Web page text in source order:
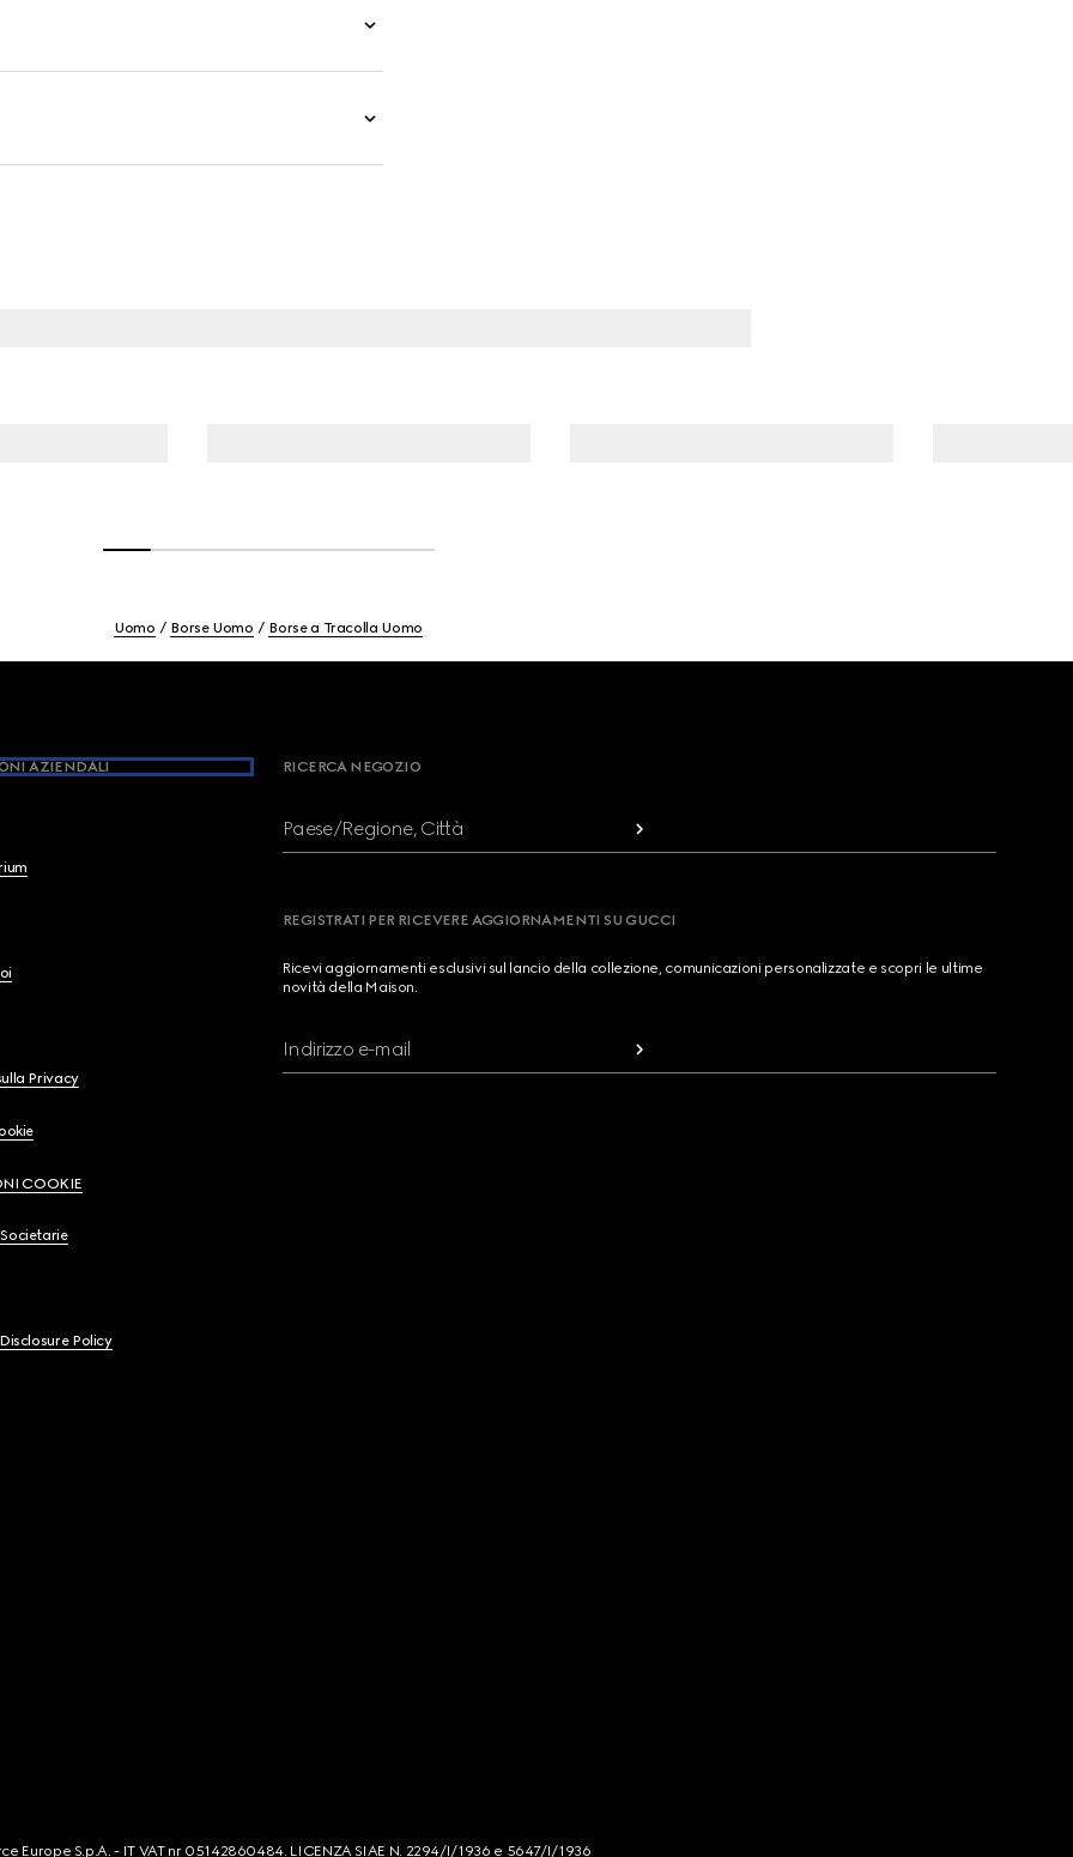
Uomo Borse Uomo Borse a Tracolla Uomo
AZIENDALI
Privacy
COOKIE
Policy
RICERCA NEGOZIO
Paese/Regione, Città
REGISTRATI PER RICEVERE AGGIORNAMENTI SU GUCCI
Ricevi aggiornamenti esclusivi sul lancio della collezione, comunicazioni personalizzate e scopri le ultime
novità della Maison.
Indirizzo e-mail
Europe S.p.A. - IT VAT nr 05142860484. LICENZA SIAE N. 2294/I/1936 e 5647/I/1936